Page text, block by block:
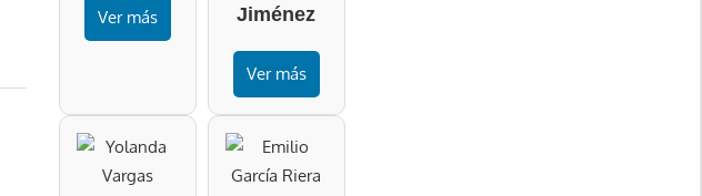
Ver más
Jiménez
Ver más